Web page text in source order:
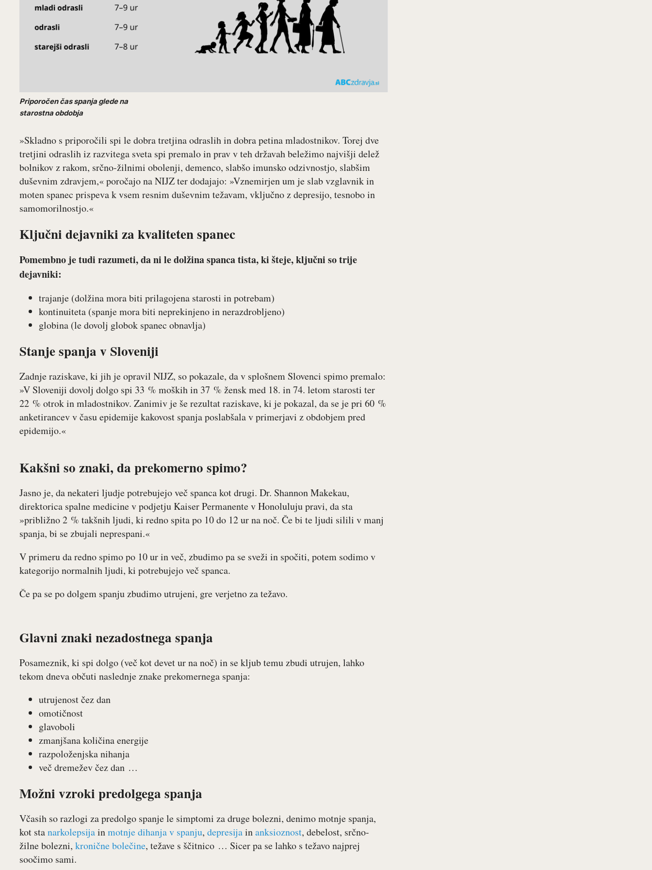
Priporočen čas spanja glede na
starostna obdobja
»Skladno s priporočili spi le dobra tretjina odraslih in dobra petina mladostnikov. Torej dve
tretjini odraslih iz razvitega sveta spi premalo in prav v teh državah beležimo najvišji delež
bolnikov z rakom, srčno-žilnimi obolenji, demenco, slabšo imunsko odzivnostjo, slabšim
duševnim zdravjem,« poročajo na NIJZ ter dodajajo: »Vznemirjen um je slab vzglavnik in
moten spanec prispeva k vsem resnim duševnim težavam, vključno z depresijo, tesnobo in
samomorilnostjo.«
Ključni dejavniki za kvaliteten spanec
Pomembno je tudi razumeti, da ni le dolžina spanca tista, ki šteje, ključni so trije
dejavniki:
trajanje (dolžina mora biti prilagojena starosti in potrebam)
kontinuiteta (spanje mora biti neprekinjeno in nerazdrobljeno)
globina (le dovolj globok spanec obnavlja)
Stanje spanja v Sloveniji
Zadnje raziskave, ki jih je opravil NIJZ, so pokazale, da v splošnem Slovenci spimo premalo:
»V Sloveniji dovolj dolgo spi 33 % moških in 37 % žensk med 18. in 74. letom starosti ter
22 % otrok in mladostnikov. Zanimiv je še rezultat raziskave, ki je pokazal, da se je pri 60 %
anketirancev v času epidemije kakovost spanja poslabšala v primerjavi z obdobjem pred
epidemijo.«
Kakšni so znaki, da prekomerno spimo?
Jasno je, da nekateri ljudje potrebujejo več spanca kot drugi. Dr. Shannon Makekau,
direktorica spalne medicine v podjetju Kaiser Permanente v Honoluluju pravi, da sta
»približno 2 % takšnih ljudi, ki redno spita po 10 do 12 ur na noč. Če bi te ljudi silili v manj
spanja, bi se zbujali neprespani.«
V primeru da redno spimo po 10 ur in več, zbudimo pa se sveži in spočiti, potem sodimo v
kategorijo normalnih ljudi, ki potrebujejo več spanca.
Če pa se po dolgem spanju zbudimo utrujeni, gre verjetno za težavo.
Glavni znaki nezadostnega spanja
Posameznik, ki spi dolgo (več kot devet ur na noč) in se kljub temu zbudi utrujen, lahko
tekom dneva občuti naslednje znake prekomernega spanja:
utrujenost čez dan
omotičnost
glavoboli
zmanjšana količina energije
razpoloženjska nihanja
več dremežev čez dan …
Možni vzroki predolgega spanja
Včasih so razlogi za predolgo spanje le simptomi za druge bolezni, denimo motnje spanja,
kot stanarkolepsijainmotnje dihanja v spanju, depresijainanksioznost, debelost, srčno-
žilne bolezni, kronične bolečine, težave s ščitnico … Sicer pa se lahko s težavo najprej
soočimo sami.